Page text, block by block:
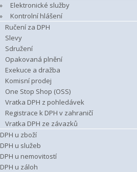
Elektronické služby
Kontrolní hlášení
Ručení za DPH
Slevy
Sdružení
Opakovaná plnění
Exekuce a dražba
Komisní prodej
One Stop Shop (OSS)
Vratka DPH z pohledávek
Registrace k DPH v zahraničí
Vratka DPH ze závazků
DPH u zboží
DPH u služeb
DPH u nemovitostí
DPH u záloh